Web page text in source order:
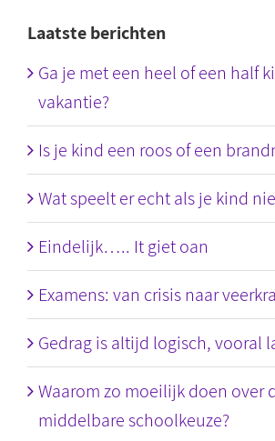
Laatste berichten
Ga je met een heel of een half
vakantie?
Is je kind een roos of een
Wat speelt er echt als je kind
Eindelijk….. It giet oan
Examens: van crisis naar
Gedrag is altijd logisch, vooral
Waarom zo moeilijk doen over
middelbare schoolkeuze?